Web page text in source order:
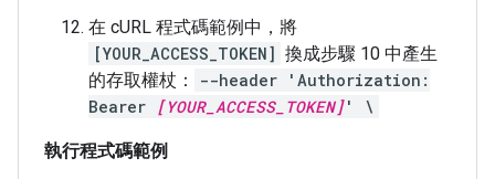
在 cURL 程式碼範例中，將
[YOUR_ACCESS_TOKEN]
換成步驟 10 中產生
的存取權杖：
--header 'Authorization:
Bearer
[YOUR_ACCESS_TOKEN]' \
執行程式碼範例